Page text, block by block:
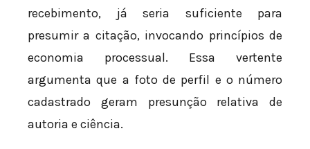
recebimento, já seria suficiente para
presumir a citação, invocando princípios de
economia processual. Essa vertente
argumenta que a foto de perfil e o número
cadastrado geram presunção relativa de
autoria e ciência.